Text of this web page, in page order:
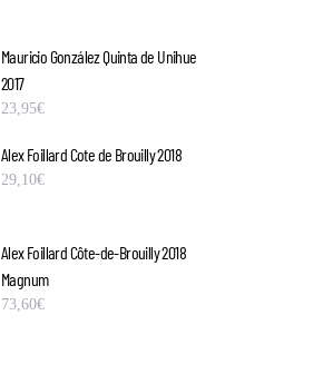
Mauricio González Quinta de Unihue
2017
23,95€
Alex Foillard Cote de Brouilly 2018
29,10€
Alex Foillard Côte-de-Brouilly 2018
Magnum
73,60€